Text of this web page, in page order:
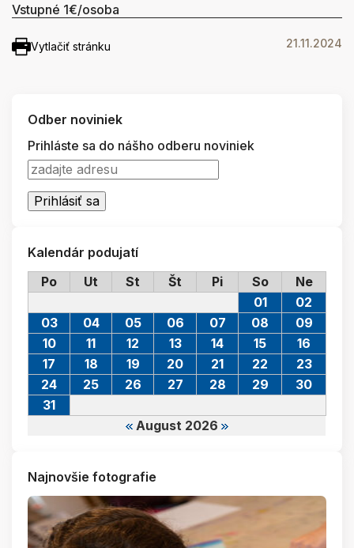
Vstupné 1€/osoba
Vytlačiť stránku 21.11.2024
Odber noviniek
Prihláste sa do nášho odberu noviniek
Kalendár podujatí
Po
Ut St Št Pi So Ne
August 2026
01
02
03
04 05 06 07 08
09
10
11 12 13 14 15
16
17
18 19 20 21 22
23
24
25 26 27 28 29
30
31
Najnovšie fotografie